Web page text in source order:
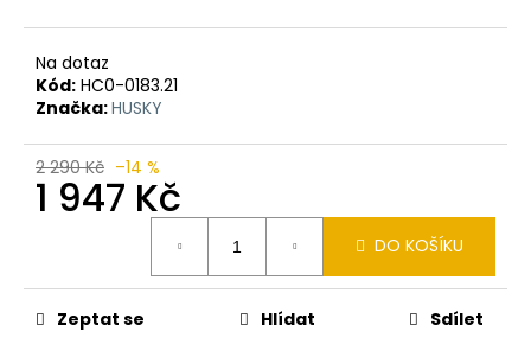
Na dotaz
Kód: HC0-0183.21
Značka:HUSKY
2 290 Kč –14 %
1 947 Kč
DO KOŠÍKU
Zeptat se Hlídat Sdílet
D
o
p
o
j
e